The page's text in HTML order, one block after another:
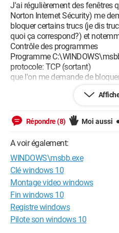
J'ai régulièrement des fenêtres
Norton Internet Sécurity) me
bloquer certains trucs (je dis
quoi ça correspond?) et
Contrôle des programmes
Programme
protocole: TCP (sortant)
que l'on me demande de
Par contre, lorsqu'il est associé
Dans ce cas, on me demande
A quoi celà peut-il bien
minimiser l'apparition constante
Norton?
Merci d'avoir pris le temps de
réponses.
Patrick.
Répondre (8) Moi aussi
A voir également:
WINDOWS\msbb.exe
Clé windows 10
Montage video windows
Fin windows 10
Registre windows
Pilote son windows 10